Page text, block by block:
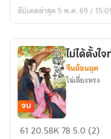
ของ
น่า
รัก
เกิน
ไป
อัปเดตล่าสุด 5 พ.ค. 69 /
ไม่
จบ
ไม่ได้ตั้งใ
จีนย้อนยุค
ไฉ่เลี่ยงหรง
6120.58K785.0 (2)